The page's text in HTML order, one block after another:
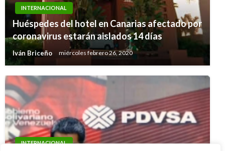
INTERNACIONAL
Huéspedes del hotel en Canarias afectado por
coronavirus estarán aislados 14 días
Iván Briceño miércoles febrero 26, 2020
INTERNACIONAL